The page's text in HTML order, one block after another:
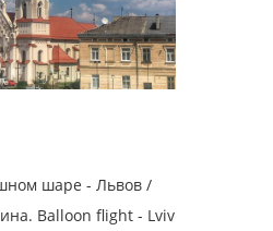
шаре - Львов /
Balloon flight - Lviv